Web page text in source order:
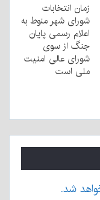
زمان انتخابات
شورای شهر منوط به
اعلام رسمی پایان
جنگ از سوی
شورای عالی امنیت
ملی است
شد.